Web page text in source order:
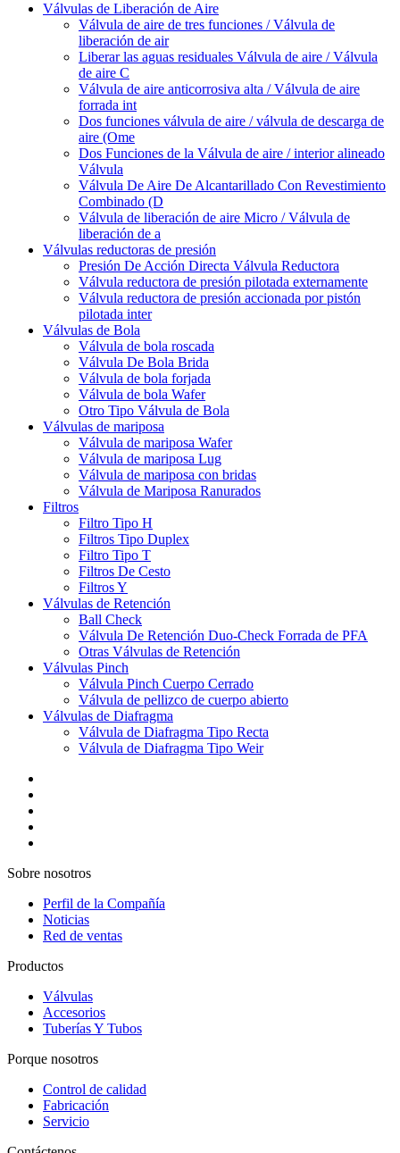
Válvulas de Liberación de Aire
Válvula de aire de tres funciones / Válvula de
liberación de air
Liberar las aguas residuales Válvula de aire / Válvula
de aire C
Válvula de aire anticorrosiva alta / Válvula de aire
forrada int
Dos funciones válvula de aire / válvula de descarga de
aire (Ome
Dos Funciones de la Válvula de aire / interior alineado
Válvula
Válvula De Aire De Alcantarillado Con Revestimiento
Combinado (D
Válvula de liberación de aire Micro / Válvula de
liberación de a
Válvulas reductoras de presión
Presión De Acción Directa Válvula Reductora
Válvula reductora de presión pilotada externamente
Válvula reductora de presión accionada por pistón
pilotada inter
Válvulas de Bola
Válvula de bola roscada
Válvula De Bola Brida
Válvula de bola forjada
Válvula de bola Wafer
Otro Tipo Válvula de Bola
Válvulas de mariposa
Válvula de mariposa Wafer
Válvula de mariposa Lug
Válvula de mariposa con bridas
Válvula de Mariposa Ranurados
Filtros
Filtro Tipo H
Filtros Tipo Duplex
Filtro Tipo T
Filtros De Cesto
Filtros Y
Válvulas de Retención
Ball Check
Válvula De Retención Duo-Check Forrada de PFA
Otras Válvulas de Retención
Válvulas Pinch
Válvula Pinch Cuerpo Cerrado
Válvula de pellizco de cuerpo abierto
Válvulas de Diafragma
Válvula de Diafragma Tipo Recta
Válvula de Diafragma Tipo Weir
Sobre nosotros
Perfil de la Compañía
Noticias
Red de ventas
Productos
Válvulas
Accesorios
Tuberías Y Tubos
Porque nosotros
Control de calidad
Fabricación
Servicio